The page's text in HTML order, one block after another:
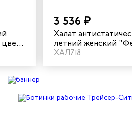
3 536 ₽
Халат
летний женский
серый/синий
ХАЛ718